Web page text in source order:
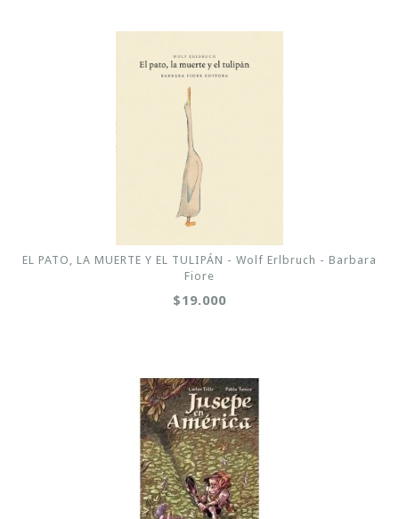
EL PATO, LA MUERTE Y EL TULIPÁN - Wolf Erlbruch - Barbara
Fiore
$19.000